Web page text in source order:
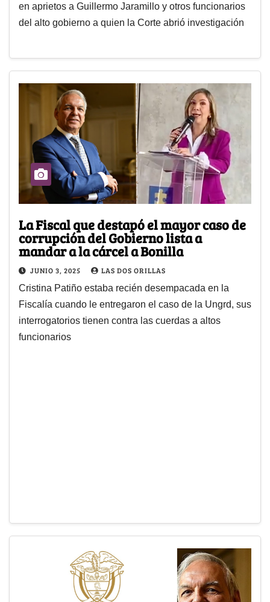
en aprietos a Guillermo Jaramillo y otros funcionarios
del alto gobierno a quien la Corte abrió investigación
La Fiscal que destapó el mayor caso de
corrupción del Gobierno lista a
mandar a la cárcel a Bonilla
JUNIO 3, 2025 LAS DOS ORILLAS
Cristina Patiño estaba recién desempacada en la
Fiscalía cuando le entregaron el caso de la Ungrd, sus
interrogatorios tienen contra las cuerdas a altos
funcionarios